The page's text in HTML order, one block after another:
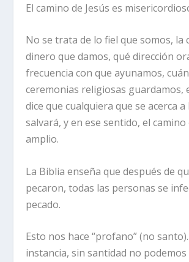
El camino de Jesús es
No se trata de lo fiel que somos, la
dinero que damos, qué dirección
frecuencia con que ayunamos,
ceremonias religiosas guardamos,
dice quecualquiera que se acerca a
salvará, y en ese sentido, el camino
amplio.
La Biblia enseña que después de
pecaron, todas las personas se
pecado.
Esto nos hace “profano” (no
instancia, sin santidad no